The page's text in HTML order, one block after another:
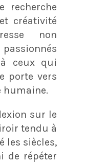
recherche
créativité
non
ceux qui
porte vers
humaine.
sur le
tendu à
les siècles,
de répéter